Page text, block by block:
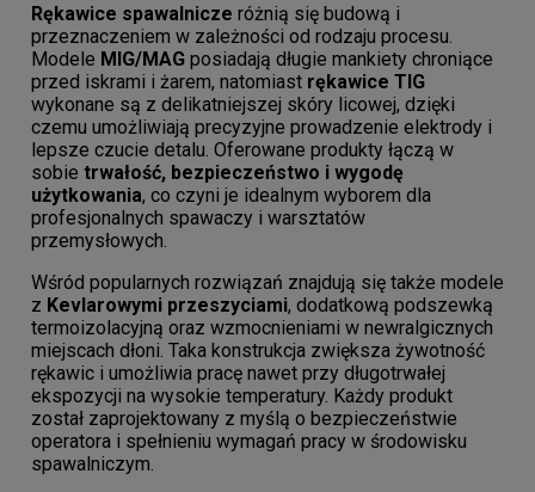
W ofercie dostępne są modele przeznaczone do
różnych metod pracy:rękawice MIG/MAGo
wzmocnionej konstrukcji orazrękawice TIG,
charakteryzujące się cienką i elastyczną skórą dla
maksymalnej precyzji ruchu. Wszystkie produkty
spełniają wymagania normEN 12477orazEN
388, co potwierdza ich wysoką odporność na
ciepło, przecięcia i ścieranie.
Rękawice spawalnicze różnią się budową i
przeznaczeniem w zależności od rodzaju procesu.
Modele MIG/MAG posiadają długie mankiety chroniące
przed iskrami i żarem, natomiast rękawice TIG
wykonane są z delikatniejszej skóry licowej, dzięki
czemu umożliwiają precyzyjne prowadzenie elektrody i
lepsze czucie detalu. Oferowane produkty łączą w
sobie trwałość, bezpieczeństwo i wygodę
użytkowania, co czyni je idealnym wyborem dla
profesjonalnych spawaczy i warsztatów
przemysłowych.
Wśród popularnych rozwiązań znajdują się także modele
z Kevlarowymi przeszyciami, dodatkową podszewką
termoizolacyjną oraz wzmocnieniami w newralgicznych
miejscach dłoni. Taka konstrukcja zwiększa żywotność
rękawic i umożliwia pracę nawet przy długotrwałej
ekspozycji na wysokie temperatury. Każdy produkt
został zaprojektowany z myślą o bezpieczeństwie
operatora i spełnieniu wymagań pracy w środowisku
spawalniczym.